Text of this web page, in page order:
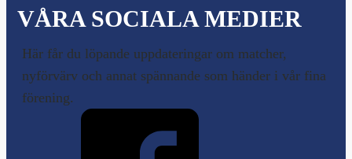
VÅRA SOCIALA MEDIER
Här får du löpande uppdateringar om matcher,
nyförvärv och annat spännande som händer i vår fina
förening.